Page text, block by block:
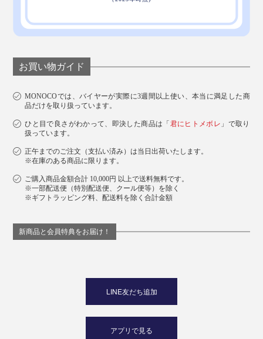
お買い物ガイド
MONOCOでは、バイヤーが実際に3週間以上使い、本当に満足した商
品だけを取り扱っています。
ひと目で良さがわかって、即決した商品は「 君にヒトメボレ 」で取り
扱っています。
正午までのご注文（支払い済み）は当日出荷いたします。
※在庫のある商品に限ります。
ご購入商品金額合計 10,000円 以上で送料無料です。
※一部配送便（特別配送便、クール便等）を除く
※ギフトラッピング料、配送料を除く合計金額
新商品と会員特典をお届け！
LINE友だち追加
アプリで見る